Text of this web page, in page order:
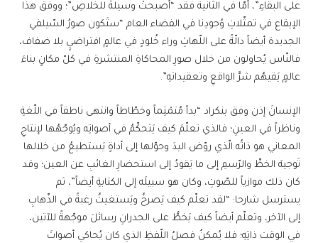
على البقاءِ”، أمّا في الثانية فقد “أصبحتْ وسيلةً للخلاصِ”؛ ووفق هذا
الإيقاع في تمثّلاتِ وُجودِنا في الفضاء العام “ستَكون صورُ السّيلفي
الجديدة أيضاً دالّةً على اللّهاثِ وراء خُلودٍ في عالمٍ افتراضيٍ بلا ضفاف،
فالنّاس يُحاولون من خلال صورِ المحاكاةِ المنتشرةِ في كلّ مكانٍ بناءَ
عالمٍ يَقيهُم شرَّ الواقعِ وتعقيداتهِ”.
الإنسانَ إذن وفق بنكراد “بدأ مُتمْتِماً وخطّاطاً وانتهى ناطقاً في اللّغةِ
وناظراً في العينِ؛ فالذي تعلّمَ كيف يَتحكّمُ في أصواتِه ويُوجّهُها لإنتاجِ
المعاني هو ذاتُه الّذي روّض اليدَ وحوّلها إلى أداةٍ يَستطيعُ من خلالها
تَوجيهَ الخطِّ والرّسمِ إلى ما يَقودُ إلى استحضارِ الغائبِ عن العين؛ وقد
كان ذلك موازياً للصّوتِ، وكان هو سبيلَه إلى الكتابةِ أيضاً”، ثم
يسترسل شارحا: “لقد تعلّم كيف يَصرخُ ويَستغيثُ رغبةً في الذّهابِ
إلى الآخر، وتعلّم أيضاً كيف يَخطُّ على الجدرانِ رسائلَ موجّهةً للآتين،
في الوقت ذاتِهِ؛ فلا يُمكنُ فصلُ اللّفظِ الذي كان يُحاكي أصواتَ